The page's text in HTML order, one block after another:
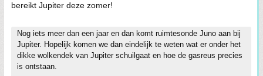
bereikt Jupiter deze zomer!
Nog iets meer dan een jaar en dan komt ruimtesonde Juno aan bij
Jupiter. Hopelijk komen we dan eindelijk te weten wat er onder het
dikke wolkendek van Jupiter schuilgaat en hoe de gasreus precies
is ontstaan.